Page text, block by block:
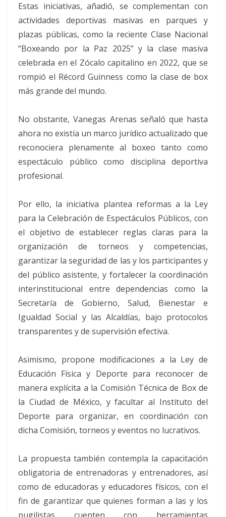
Estas iniciativas, añadió, se complementan con
actividades deportivas masivas en parques y
plazas públicas, como la reciente Clase Nacional
“Boxeando por la Paz 2025” y la clase masiva
celebrada en el Zócalo capitalino en 2022, que se
rompió el Récord Guinness como la clase de box
más grande del mundo.
No obstante, Vanegas Arenas señaló que hasta
ahora no existía un marco jurídico actualizado que
reconociera plenamente al boxeo tanto como
espectáculo público como disciplina deportiva
profesional.
Por ello, la iniciativa plantea reformas a la Ley
para la Celebración de Espectáculos Públicos, con
el objetivo de establecer reglas claras para la
organización de torneos y competencias,
garantizar la seguridad de las y los participantes y
del público asistente, y fortalecer la coordinación
interinstitucional entre dependencias como la
Secretaría de Gobierno, Salud, Bienestar e
Igualdad Social y las Alcaldías, bajo protocolos
transparentes y de supervisión efectiva.
Asimismo, propone modificaciones a la Ley de
Educación Física y Deporte para reconocer de
manera explícita a la Comisión Técnica de Box de
la Ciudad de México, y facultar al Instituto del
Deporte para organizar, en coordinación con
dicha Comisión, torneos y eventos no lucrativos.
La propuesta también contempla la capacitación
obligatoria de entrenadoras y entrenadores, así
como de educadoras y educadores físicos, con el
fin de garantizar que quienes forman a las y los